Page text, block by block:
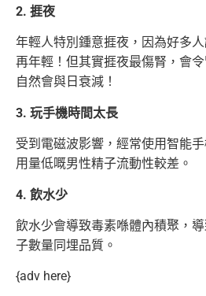
2. 捱夜
年輕人特別鍾意捱夜，因為好多
再年輕！但其實捱夜最傷腎，會
自然會與日衰減！
3. 玩手機時間太長
受到電磁波影響，經常使用智能
用量低嘅男性精子流動性較差。
4. 飲水少
飲水少會導致毒素喺體內積聚，
子數量同埋品質。
{adv here}